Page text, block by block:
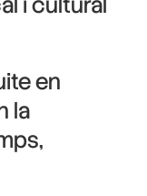
en
la